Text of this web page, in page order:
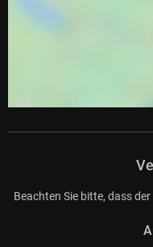
Beachten Sie bitte, dass